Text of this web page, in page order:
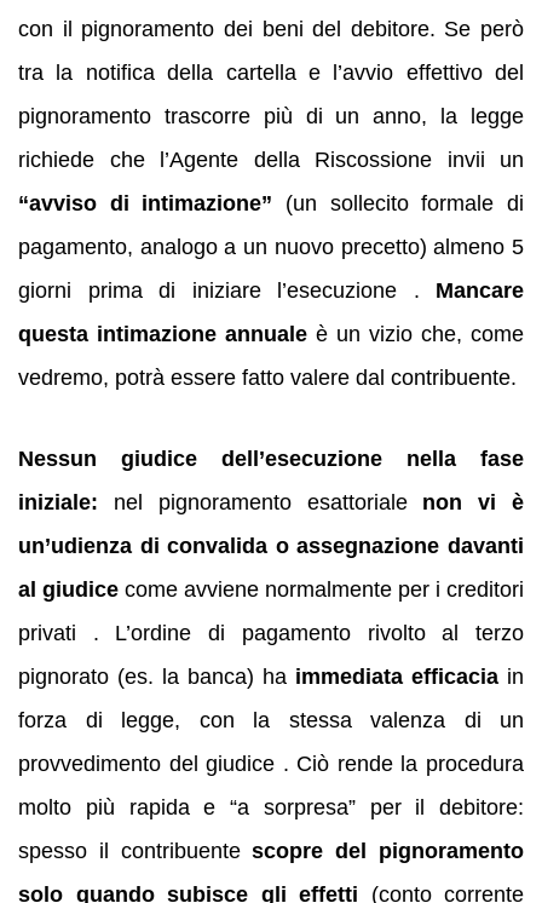
con il pignoramento dei beni del debitore. Se però
tra la notifica della cartella e l’avvio effettivo del
pignoramento trascorre più di un anno, la legge
richiede che l’Agente della Riscossione invii un
“avviso di intimazione” (un sollecito formale di
pagamento, analogo a un nuovo precetto) almeno 5
giorni prima di iniziare l’esecuzione . Mancare
questa intimazione annuale è un vizio che, come
vedremo, potrà essere fatto valere dal contribuente.
Nessun giudice dell’esecuzione nella fase
iniziale: nel pignoramento esattoriale non vi è
un’udienza di convalida o assegnazione davanti
al giudice come avviene normalmente per i creditori
privati . L’ordine di pagamento rivolto al terzo
pignorato (es. la banca) ha immediata efficacia in
forza di legge, con la stessa valenza di un
provvedimento del giudice . Ciò rende la procedura
molto più rapida e “a sorpresa” per il debitore:
spesso il contribuentescopre del pignoramento
solo quando subisce gli effetti (conto corrente